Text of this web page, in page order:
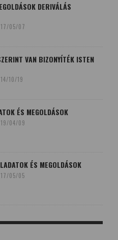
DERIVÁLÁS
05/07
VAN BIZONYÍTÉK ISTEN
10/19
ÉS MEGOLDÁSOK
04/09
ÉS MEGOLDÁSOK
05/05